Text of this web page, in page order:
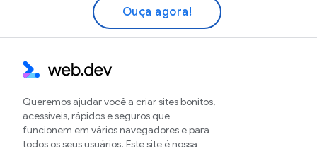
Ouça agora!
Queremos ajudar você a criar sites bonitos,
acessíveis, rápidos e seguros que
funcionem em vários navegadores e para
todos os seus usuários. Este site é nossa